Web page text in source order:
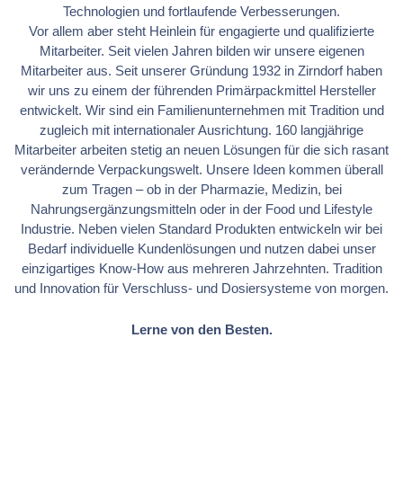
Technologien und fortlaufende Verbesserungen.
Vor allem aber steht Heinlein für engagierte und qualifizierte
Mitarbeiter. Seit vielen Jahren bilden wir unsere eigenen
Mitarbeiter aus. Seit unserer Gründung 1932 in Zirndorf haben
wir uns zu einem der führenden Primärpackmittel Hersteller
entwickelt. Wir sind ein Familienunternehmen mit Tradition und
zugleich mit internationaler Ausrichtung. 160 langjährige
Mitarbeiter arbeiten stetig an neuen Lösungen für die sich rasant
verändernde Verpackungswelt. Unsere Ideen kommen überall
zum Tragen – ob in der Pharmazie, Medizin, bei
Nahrungsergänzungsmitteln oder in der Food und Lifestyle
Industrie. Neben vielen Standard Produkten entwickeln wir bei
Bedarf individuelle Kundenlösungen und nutzen dabei unser
einzigartiges Know-How aus mehreren Jahrzehnten. Tradition
und Innovation für Verschluss- und Dosiersysteme von morgen.
Lerne von den Besten.